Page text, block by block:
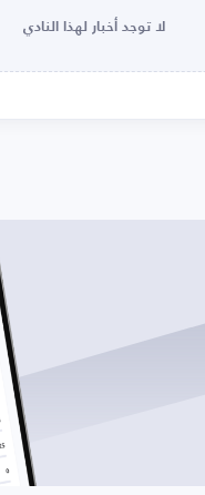
لا توجد أخبار لهذا النادي